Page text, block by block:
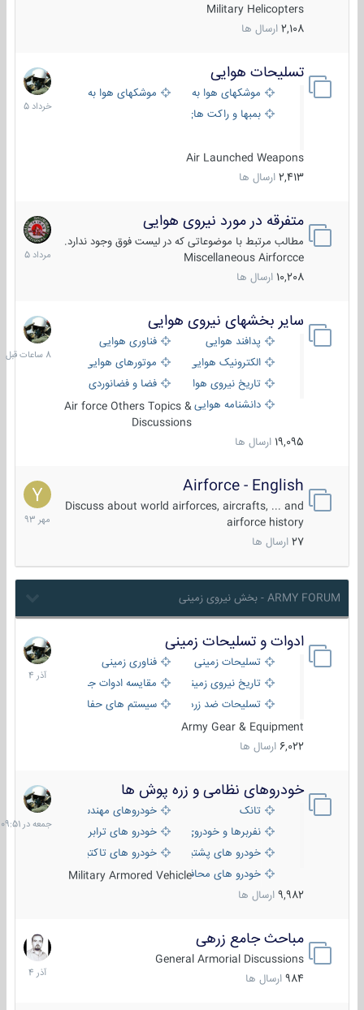
Military Helicopters
2,108 ارسال ها
تسلیحات هوایی
موشکهای هوا به هوا
موشکهای هوا به سطح
بمبها و راکت های هوایی
Air Launched Weapons
2,413 ارسال ها
30
خرداد
1405
متفرقه در مورد نیروی هوایی
مطالب مرتبط با موضوعاتی که در لیست فوق وجود ندارد.
Miscellaneous Airforcce
10,208 ارسال ها
7
مرداد
1405
سایر بخشهای نیروی هوایی
پدافند هوایی
فناوری هوایی
الکترونیک هوایی
موتورهای هوایی
تاریخ نیروی هوایی
فضا و فضانوردی
دانشنامه هواییAir force Others Topics &
Discussions
19,095 ارسال ها
8
ساعات
قبل
Airforce - English
Discuss about world airforces, aircrafts, ... and
airforce history
27 ارسال ها
15
مهر
1393
ARMY FORUM - بخش نیروی زمینی
ادوات و تسلیحات زمینی
تسلیحات زمینی
فناوری زمینی
تاریخ نیروی زمینی
مقایسه ادوات جنگی
تسلیحات ضد زره
سیستم های حفاظت فعال
Army Gear & Equipment
6,022 ارسال ها
21
آذر
1404
خودروهای نظامی و زره پوش ها
تانک
خودروهای مهندسی
نفربرها و خودروی های رزمی پیاده نظام
خودرو های ترابری نظامی
خودرو های پشتیبانی آتش ، شناسایی و ضد تانک
خودرو های تاکتیکی نظامی
خودرو های محافظت شدهMilitary Armored Vehicle
9,982 ارسال ها
جمعه
در
09:51
مباحث جامع زرهی
General Armorial Discussions
984 ارسال ها
7
آذر
1404